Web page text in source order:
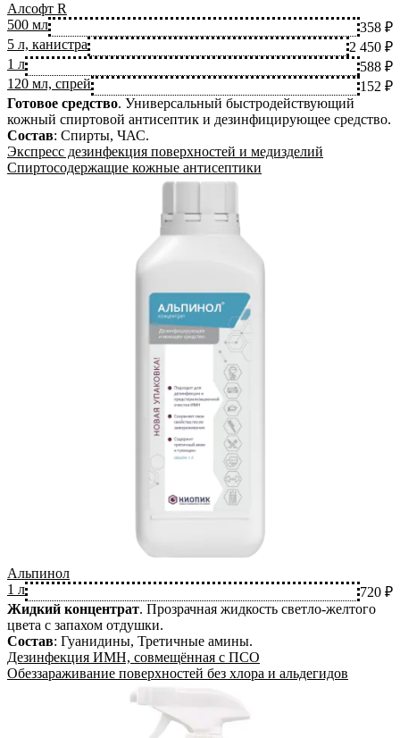
Алсофт R
500 мл
358 ₽
5 л, канистра
2 450 ₽
1 л
588 ₽
120 мл, спрей
152 ₽
Готовое средство. Универсальный быстродействующий
кожный спиртовой антисептик и дезинфицирующее средство.
Состав: Спирты, ЧАС.
Экспресс дезинфекция поверхностей и медизделий
Спиртосодержащие кожные антисептики
Альпинол
1 л
720 ₽
Жидкий концентрат. Прозрачная жидкость светло-желтого
цвета с запахом отдушки.
Состав: Гуанидины, Третичные амины.
Дезинфекция ИМН, совмещённая с ПСО
Обеззараживание поверхностей без хлора и альдегидов